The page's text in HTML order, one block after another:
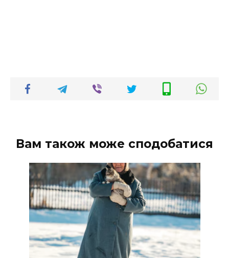
Вам також може сподобатися